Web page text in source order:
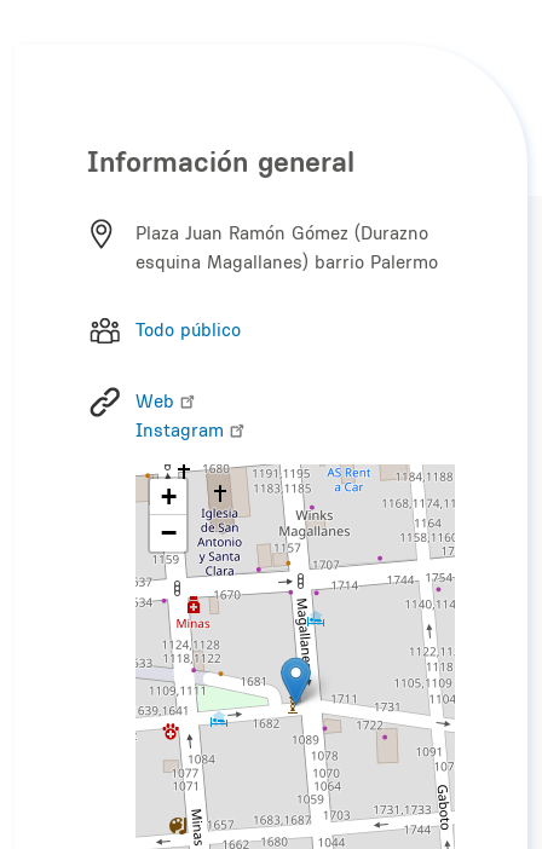
Información general
Plaza Juan Ramón Gómez (Durazno
esquina Magallanes) barrio Palermo
Todo público
Web
Instagram
+
−